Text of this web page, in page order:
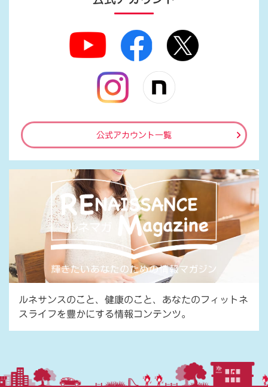
公式アカウント一覧
ルネサンスのこと、健康のこと、あなたのフィットネ
スライフを豊かにする情報コンテンツ。